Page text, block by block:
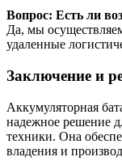
Вопрос: Есть ли
Да, мы
удаленные
Заключение и
Аккумуляторная
надежное решение
техники. Она
владения и